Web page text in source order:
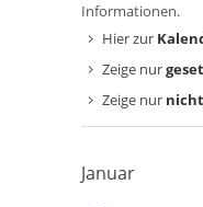
Informationen.
Hier zur
Zeige nur
Zeige nur
Januar